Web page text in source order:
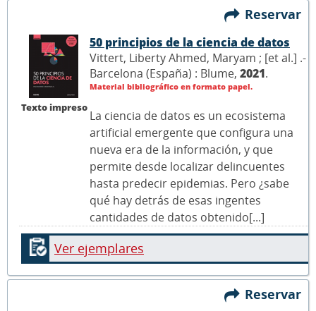
Reservar
Texto impreso
50 principios de la ciencia de datos
Vittert, Liberty Ahmed, Maryam ; [et al.] .-
Barcelona (España) : Blume, 2021.
Material bibliográfico en formato papel.
La ciencia de datos es un ecosistema
artificial emergente que configura una
nueva era de la información, y que
permite desde localizar delincuentes
hasta predecir epidemias. Pero ¿sabe
qué hay detrás de esas ingentes
cantidades de datos obtenido[...]
Ver ejemplares
Reservar